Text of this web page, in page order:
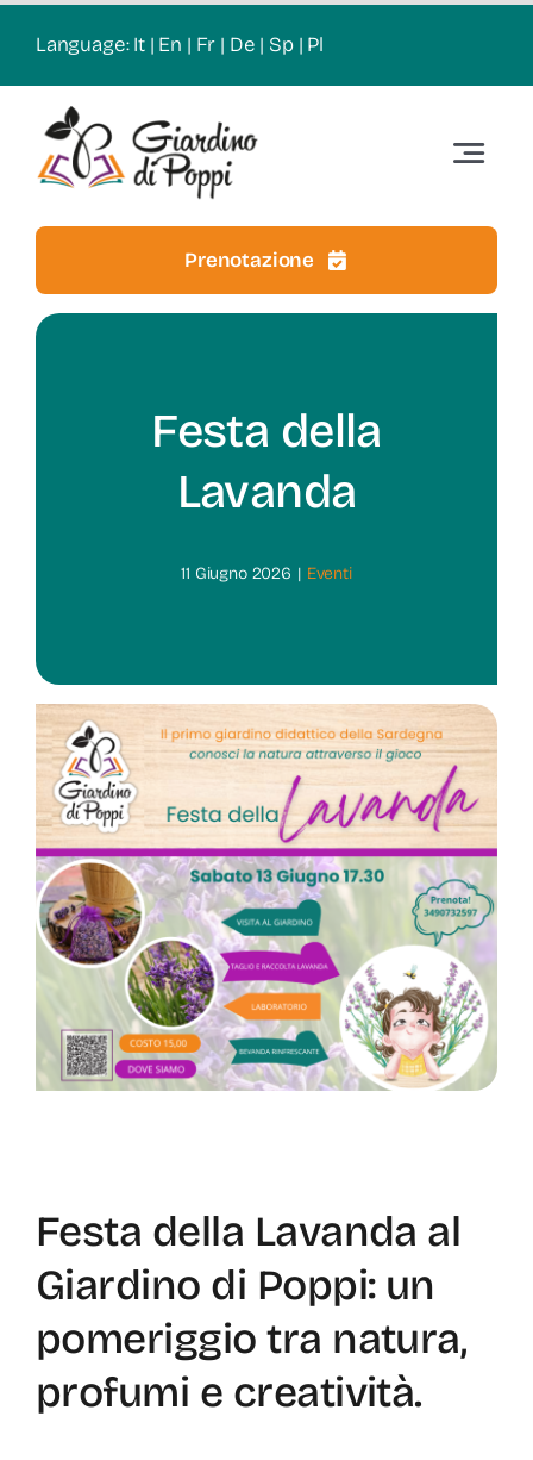
content
Language:It | En | Fr | De | Sp | Pl
Toggle
Le Attività
Contatti
Prenotazione
Festa della
Lavanda
11 Giugno 2026 | Eventi
Festa della Lavanda al
Giardino di Poppi: un
pomeriggio tra natura,
profumi e creatività.